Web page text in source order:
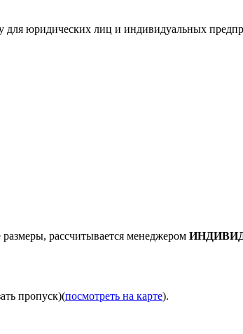
для юридических лиц и индивидуальных
рассчитывается менеджером
пропуск)(посмотреть на карте).